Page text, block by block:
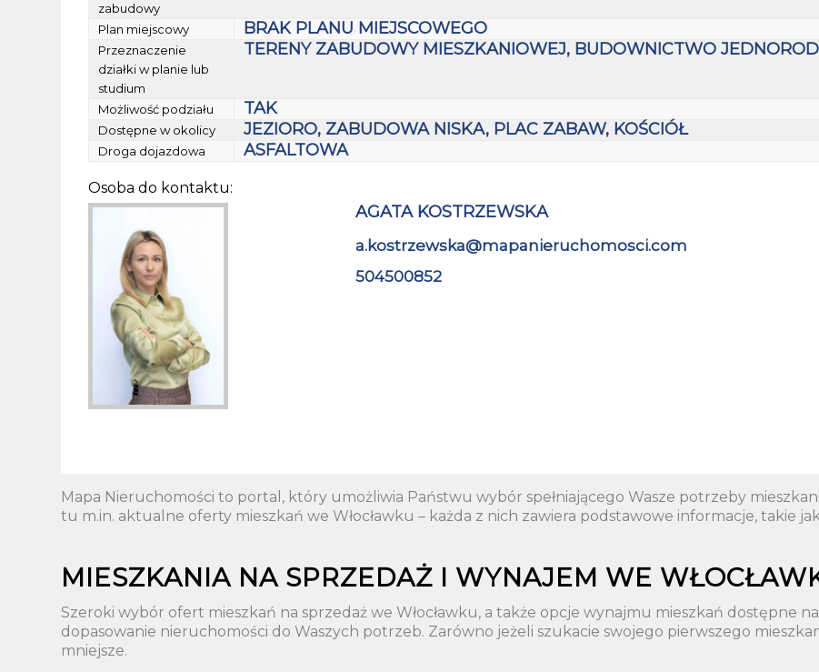
zabudowy
Plan miejscowy BRAK PLANU MIEJSCOWEGO
Przeznaczenie
działki w planie lub
studium
TERENY ZABUDOWY MIESZKANIOWEJ, BUDOWNICTWO
Możliwość podziału TAK
Dostępne w okolicy JEZIORO, ZABUDOWA NISKA, PLAC ZABAW, KOŚCIÓŁ
Droga dojazdowa ASFALTOWA
Osoba do kontaktu:
AGATA KOSTRZEWSKA
a.kostrzewska@mapanieruchomosci.com
504500852
Mapa Nieruchomości to portal, który umożliwia Państwu wybór spełniającego Wasze potrzeby
tu m.in. aktualne oferty mieszkań we Włocławku – każda z nich zawiera podstawowe informacje, takie
MIESZKANIA NA SPRZEDAŻ I WYNAJEM WE
Szeroki wybór ofert mieszkań na sprzedaż we Włocławku, a także opcje wynajmu mieszkań dostępne
dopasowanie nieruchomości do Waszych potrzeb. Zarówno jeżeli szukacie swojego pierwszego
mniejsze.